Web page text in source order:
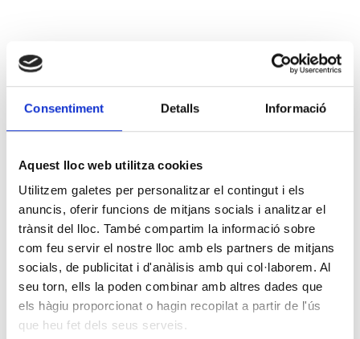
Consentiment Detalls Informació
Aquest lloc web utilitza cookies
Utilitzem galetes per personalitzar el contingut i els
anuncis, oferir funcions de mitjans socials i analitzar el
trànsit del lloc. També compartim la informació sobre
com feu servir el nostre lloc amb els partners de mitjans
socials, de publicitat i d'anàlisis amb qui col·laborem. Al
seu torn, ells la poden combinar amb altres dades que
els hàgiu proporcionat o hagin recopilat a partir de l'ús
que heu fet dels seus serveis.